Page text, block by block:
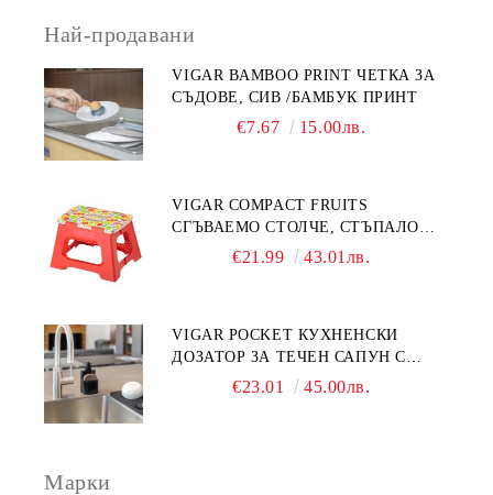
Най-продавани
VIGAR BAMBOO PRINT ЧЕТКА ЗА
СЪДОВЕ, СИВ /БАМБУК ПРИНТ
€7.67 15.00лв.
VIGAR COMPACT FRUITS
СГЪВАЕМО СТОЛЧЕ, СТЪПАЛО
23СМ, ПЛОДОВЕ
€21.99 43.01лв.
VIGAR POCKET КУХНЕНСКИ
ДОЗАТОР ЗА ТЕЧЕН САПУН С
МЯСТО ЗА ГЪБА, ЧЕРЕН
€23.01 45.00лв.
Марки